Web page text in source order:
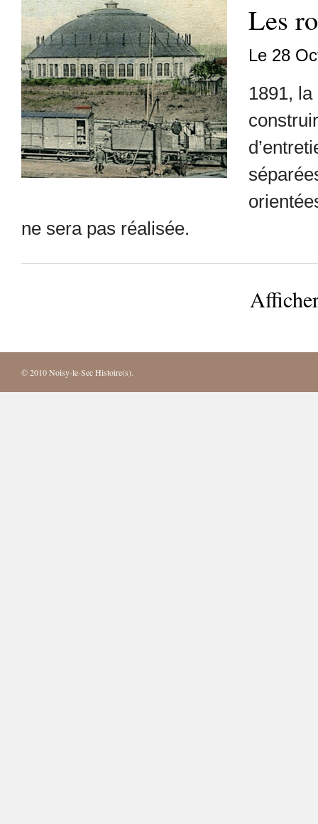
Les
Le 28
1891, la
ne sera pas réalisée.
© 2010Noisy-le-Sec Histoire(s).